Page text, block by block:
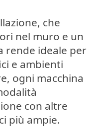
, che
nel muro e un
rende ideale per
e ambienti
ogni macchina
con altre
più ampie.